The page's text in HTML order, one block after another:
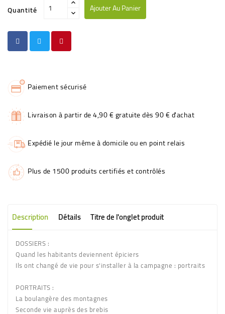
Quantité Ajouter Au Panier
Paiement sécurisé
Livraison à partir de 4,90 € gratuite dès 90 € d'achat
Expédié le jour même à domicile ou en point relais
Plus de 1500 produits certifiés et contrôlés
Description Détails Titre de l'onglet produit
DOSSIERS :
Quand les habitants deviennent épiciers
Ils ont changé de vie pour s'installer à la campagne : portraits
PORTRAITS :
La boulangère des montagnes
Seconde vie auprès des brebis